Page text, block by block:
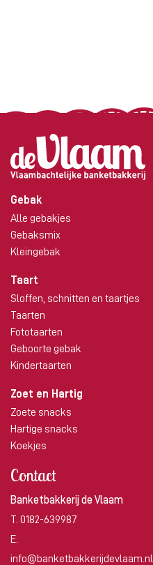
Gebak
Alle gebakjes
Gebaksmix
Kleingebak
Taart
Sloffen, schnitten en taartjes
Taarten
Fototaarten
Geboorte gebak
Kindertaarten
Zoet en Hartig
Zoete snacks
Hartige snacks
Koekjes
Contact
Banketbakkerij de Vlaam
T. 0182-639987
E.
info@banketbakkerijdevlaam.nl